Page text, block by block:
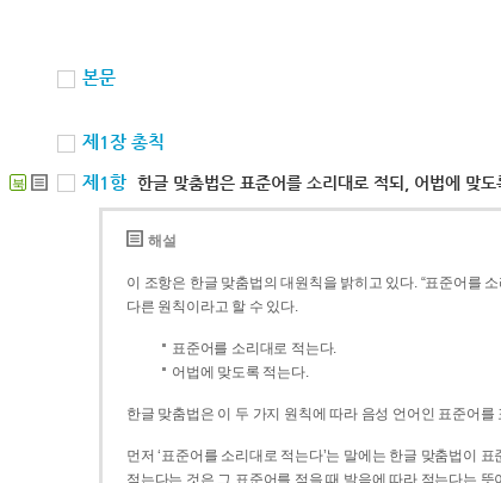
본문
제1장 총칙
북 제1항 한글 맞춤법은 표준어를 소리대로 적되, 어법에 맞도
해설
이 조항은 한글 맞춤법의 대원칙을 밝히고 있다. “표준어를
다른 원칙이라고 할 수 있다.
표준어를 소리대로 적는다.
어법에 맞도록 적는다.
한글 맞춤법은 이 두 가지 원칙에 따라 음성 언어인 표준어
먼저 ‘표준어를 소리대로 적는다’는 말에는 한글 맞춤법이
적는다는 것은 그 표준어를 적을 때 발음에 따라 적는다는 뜻이다. 이를테면 [나무]라고 소리 나는 표준어는 ‘나